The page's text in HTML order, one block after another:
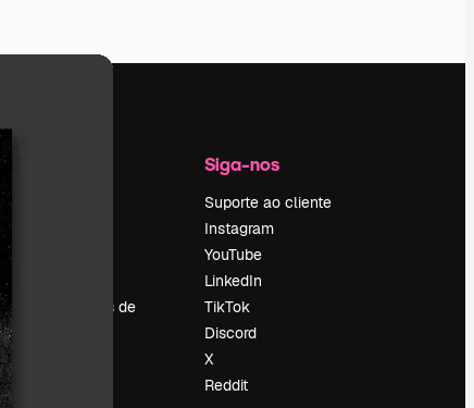
Tendências de
Siga-nos
Suporte ao cliente
Instagram
YouTube
LinkedIn
TikTok
Discord
X
Reddit